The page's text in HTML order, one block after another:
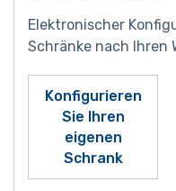
Elektronischer
Schränke nach Ihren
Konfigurieren
Sie Ihren
eigenen
Schrank